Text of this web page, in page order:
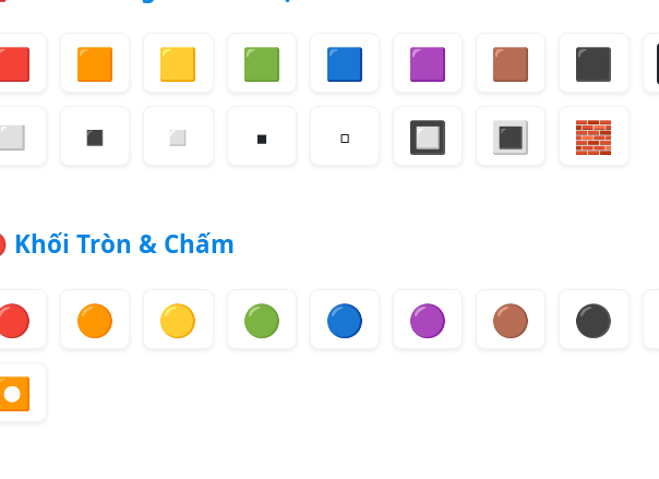
🟧 🟨 🟩 🟦 🟪 🟫 ⬛
◾ ◽ ▪️ ▫️ 🔲 🔳 🧱
Khối Tròn & Chấm
🟠 🟡 🟢 🔵 🟣 🟤 ⚫